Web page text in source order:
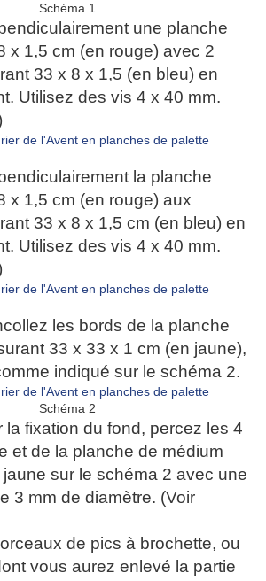
Schéma 1
une planche
x 1,5 cm (en rouge) avec 2
33 x 8 x 1,5 (en bleu) en
Utilisez des vis 4 x 40 mm.
la planche
x 1,5 cm (en rouge) aux
33 x 8 x 1,5 cm (en bleu) en
Utilisez des vis 4 x 40 mm.
les bords de la planche
33 x 33 x 1 cm (en jaune),
indiqué sur le schéma 2.
Schéma 2
la fixation du fond, percez les 4
et de la planche de médium
sur le schéma 2 avec une
3 mm de diamètre. (Voir
de pics à brochette, ou
vous aurez enlevé la partie